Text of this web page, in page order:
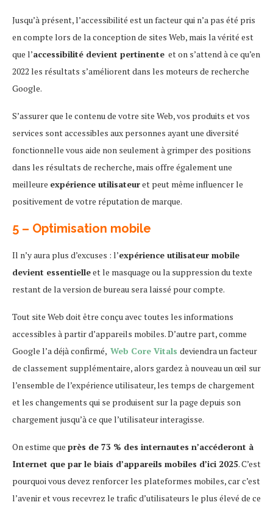
Jusqu’à présent, l’accessibilité est un facteur qui n’a pas été pris
en compte lors de la conception de sites Web, mais la vérité est
que l’accessibilité devient pertinente et on s’attend à ce qu’en
2022 les résultats s’améliorent dans les moteurs de recherche
Google.
S’assurer que le contenu de votre site Web, vos produits et vos
services sont accessibles aux personnes ayant une diversité
fonctionnelle vous aide non seulement à grimper des positions
dans les résultats de recherche, mais offre également une
meilleure expérience utilisateuret peut même influencer le
positivement de votre réputation de marque.
5 – Optimisation mobile
Il n’y aura plus d’excuses : l’expérience utilisateur mobile
devient essentielleet le masquage ou la suppression du texte
restant de la version de bureau sera laissé pour compte.
Tout site Web doit être conçu avec toutes les informations
accessibles à partir d’appareils mobiles. D’autre part, comme
Google l’a déjà confirmé, Web Core Vitals deviendra un facteur
de classement supplémentaire, alors gardez à nouveau un œil sur
l’ensemble de l’expérience utilisateur, les temps de chargement
et les changements qui se produisent sur la page depuis son
chargement jusqu’à ce que l’utilisateur interagisse.
On estime que près de 73 % des internautes n’accéderont à
Internet que par le biais d’appareils mobiles d’ici 2025. C’est
pourquoi vous devez renforcer les plateformes mobiles, car c’est
l’avenir et vous recevrez le trafic d’utilisateurs le plus élevé de ce